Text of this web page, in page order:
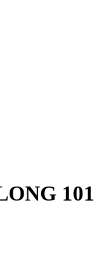
101